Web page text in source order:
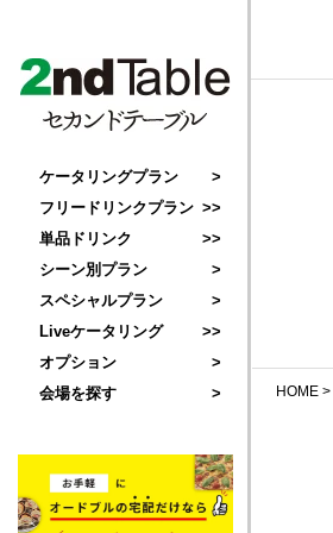
ケータリングプラン
フリードリンクプラン
単品ドリンク
シーン別プラン
スペシャルプラン
Liveケータリング
オプション
会場を探す
HOME >